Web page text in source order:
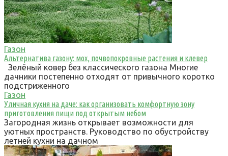
Газон
Альтернатива газону: мох, почвопокровные растения и клевер
Зелёный ковер без классического газона Многие
дачники постепенно отходят от привычного коротко
подстриженного
Газон
Уличная кухня на даче: как организовать комфортную зону
приготовления пищи под открытым небом
Загородная жизнь открывает возможности для
уютных пространств. Руководство по обустройству
летней кухни на дачном